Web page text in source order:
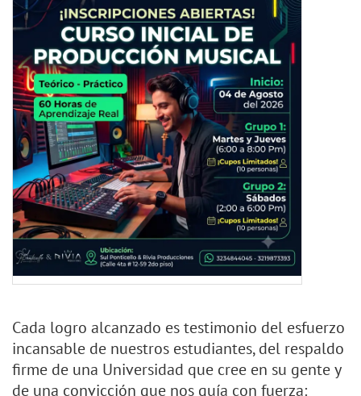
Cada logro alcanzado es testimonio del esfuerzo
incansable de nuestros estudiantes, del respaldo
firme de una Universidad que cree en su gente y
de una convicción que nos guía con fuerza: